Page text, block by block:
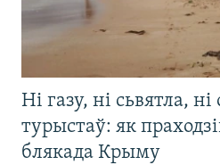
Ні газу, ні сьвятла, ні
турыстаў: як
блякада Крыму